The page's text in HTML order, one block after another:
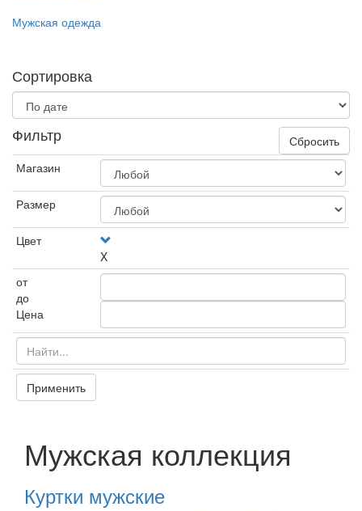
Мужская одежда
Сортировка
Фильтр
Сбросить
Магазин
Размер
Цвет
X
от
до
Цена
Применить
Мужская коллекция
Куртки мужские